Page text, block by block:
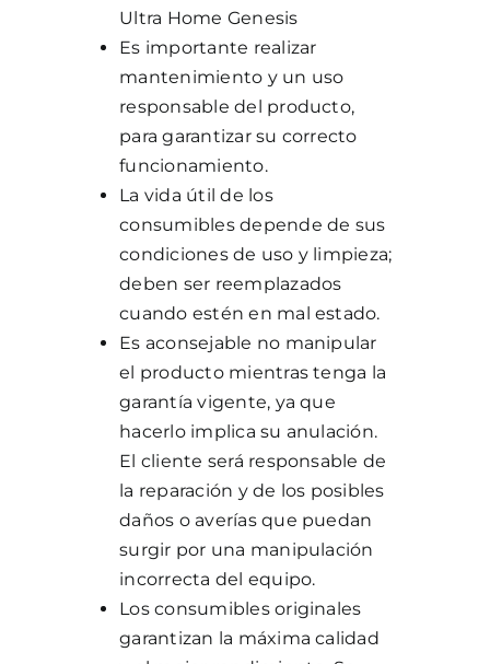
Ultra Home Genesis
Es importante realizar
mantenimiento y un uso
responsable del producto,
para garantizar su correcto
funcionamiento.
La vida útil de los
consumibles depende de sus
condiciones de uso y limpieza;
deben ser reemplazados
cuando estén en mal estado.
Es aconsejable no manipular
el producto mientras tenga la
garantía vigente, ya que
hacerlo implica su anulación.
El cliente será responsable de
la reparación y de los posibles
daños o averías que puedan
surgir por una manipulación
incorrecta del equipo.
Los consumibles originales
garantizan la máxima calidad